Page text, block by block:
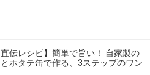
直伝レシピ】簡単で旨い！ 自家製の
ホタテ缶で作る、3ステップのワン